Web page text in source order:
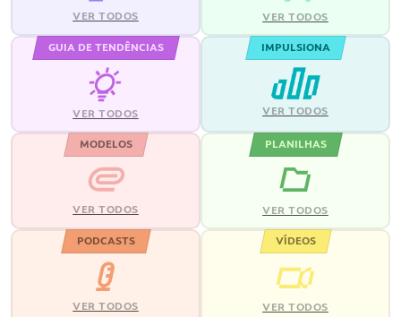
VER TODOS VER TODOS
GUIA DE TENDÊNCIAS
VER TODOS
IMPULSIONA
VER TODOS
MODELOS
VER TODOS
PLANILHAS
VER TODOS
PODCASTS
VER TODOS
VÍDEOS
VER TODOS